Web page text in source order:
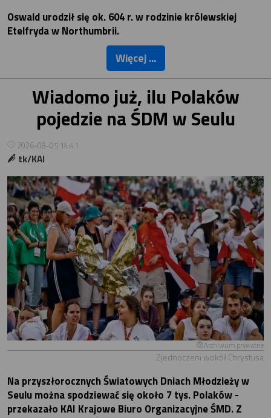
Oswald urodził się ok. 604 r. w rodzinie królewskiej
Etelfryda w Northumbrii.
Więcej ...
Wiadomo już, ilu Polaków
pojedzie na ŚDM w Seulu
2026-08-05 14:41
tk/KAI
Archiwum prywatne
Zjednoczeni wokół Chrystusa
Na przyszłorocznych Światowych Dniach Młodzieży w
Seulu można spodziewać się około 7 tys. Polaków -
przekazało KAI Krajowe Biuro Organizacyjne ŚMD. Z